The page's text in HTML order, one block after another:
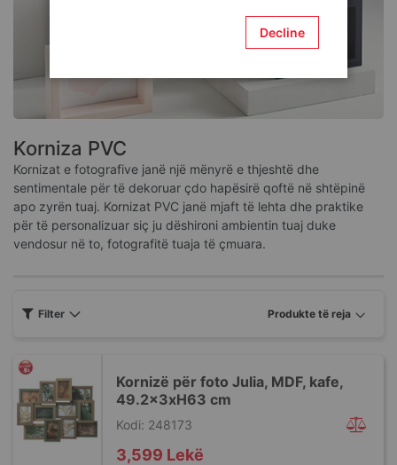
Korniza PVC
Kornizat e fotografive janë një mënyrë e thjeshtë dhe
sentimentale për të dekoruar çdo hapësirë qoftë në shtëpinë
apo zyrën tuaj. Kornizat PVC janë mjaft të lehta dhe praktike
për të personalizuar siç ju dëshironi ambientin tuaj duke
vendosur në to, fotografitë tuaja të çmuara.
Kornizë për foto Julia, MDF, kafe,
49.2x3xH63 cm
Kodi: 248173
3,599 Lekë
Filter
Decline